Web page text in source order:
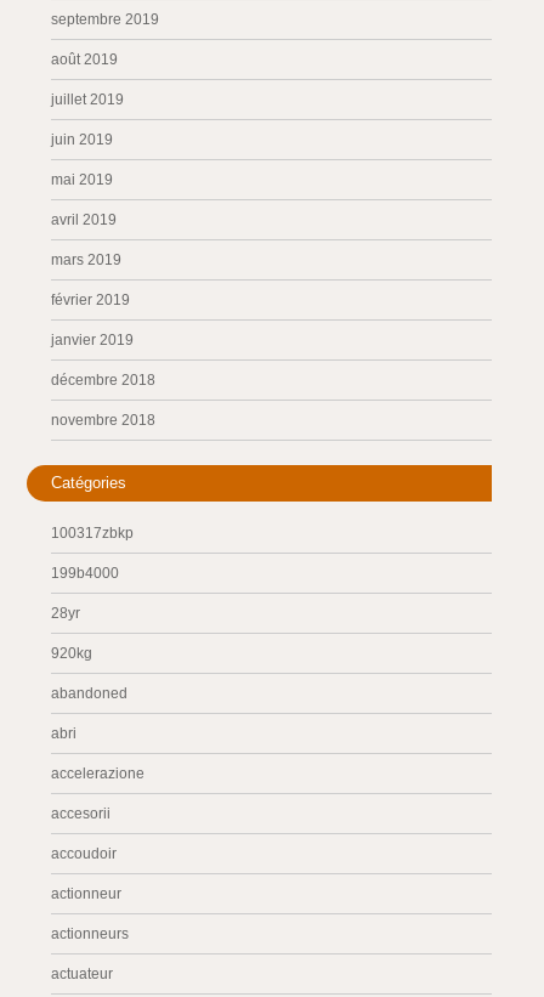
septembre 2019
août 2019
juillet 2019
juin 2019
mai 2019
avril 2019
mars 2019
février 2019
janvier 2019
décembre 2018
novembre 2018
Catégories
100317zbkp
199b4000
28yr
920kg
abandoned
abri
accelerazione
accesorii
accoudoir
actionneur
actionneurs
actuateur